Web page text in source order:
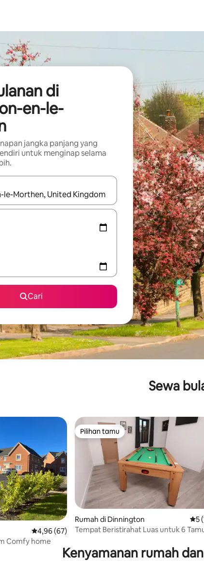
di
en-le-
jangka panjang yang
untuk menginap selama
tersedia, telusuri dengan tombol panah ke atas dan ke
Cari
Sewa
Nilai rata-rata 4,96 dari 5, 67 ulasan
4,96 (67)
Comfy home
Pilihan tamu
Pilihan tamu
Rumah di Dinnington
5
Tempat Beristirahat Luas untuk 6
Kenyamanan rumah